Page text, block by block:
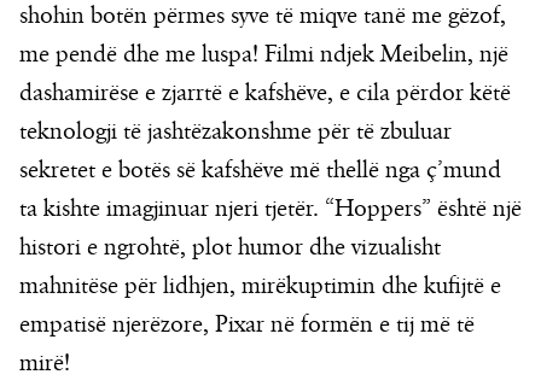
shohin botën përmes syve të miqve tanë me gëzof,
me pendë dhe me luspa! Filmi ndjek Meibelin, një
dashamirëse e zjarrtë e kafshëve, e cila përdor këtë
teknologji të jashtëzakonshme për të zbuluar
sekretet e botës së kafshëve më thellë nga ç’mund
ta kishte imagjinuar njeri tjetër. “Hoppers” është një
histori e ngrohtë, plot humor dhe vizualisht
mahnitëse për lidhjen, mirëkuptimin dhe kufijtë e
empatisë njerëzore, Pixar në formën e tij më të
mirë!